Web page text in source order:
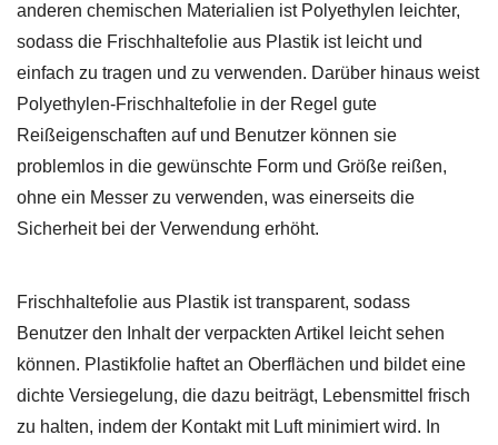
anderen chemischen Materialien ist Polyethylen leichter,
sodass die Frischhaltefolie aus Plastik ist leicht und
einfach zu tragen und zu verwenden. Darüber hinaus weist
Polyethylen-Frischhaltefolie in der Regel gute
Reißeigenschaften auf und Benutzer können sie
problemlos in die gewünschte Form und Größe reißen,
ohne ein Messer zu verwenden, was einerseits die
Sicherheit bei der Verwendung erhöht.
Frischhaltefolie aus Plastik ist transparent, sodass
Benutzer den Inhalt der verpackten Artikel leicht sehen
können. Plastikfolie haftet an Oberflächen und bildet eine
dichte Versiegelung, die dazu beiträgt, Lebensmittel frisch
zu halten, indem der Kontakt mit Luft minimiert wird. In